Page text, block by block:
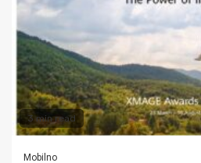
3 min read
Mobilno